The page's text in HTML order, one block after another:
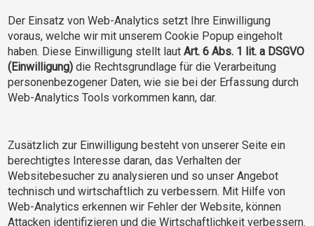
Der Einsatz von Web-Analytics setzt Ihre Einwilligung
voraus, welche wir mit unserem Cookie Popup eingeholt
haben. Diese Einwilligung stellt laut Art. 6 Abs. 1 lit. a DSGVO
(Einwilligung) die Rechtsgrundlage für die Verarbeitung
personenbezogener Daten, wie sie bei der Erfassung durch
Web-Analytics Tools vorkommen kann, dar.
Zusätzlich zur Einwilligung besteht von unserer Seite ein
berechtigtes Interesse daran, das Verhalten der
Websitebesucher zu analysieren und so unser Angebot
technisch und wirtschaftlich zu verbessern. Mit Hilfe von
Web-Analytics erkennen wir Fehler der Website, können
Attacken identifizieren und die Wirtschaftlichkeit verbessern.